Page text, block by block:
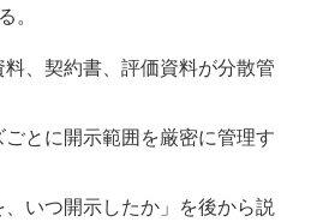
。
、契約書、評価資料が分散管
とに開示範囲を厳密に管理す
、いつ開示したか」を後から説